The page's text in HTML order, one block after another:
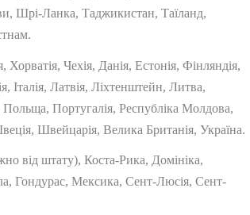
Шрі-Ланка, Таджикистан, Таїланд,
Хорватія, Чехія, Данія, Естонія, Фінляндія,
Італія, Латвія, Ліхтенштейн, Литва,
Португалія, Республіка Молдова,
Швейцарія, Велика Британія, Україна.
від штату), Коста-Рика, Домініка,
Гондурас, Мексика, Сент-Люсія, Сент-